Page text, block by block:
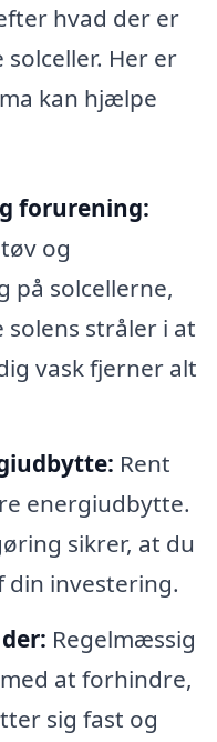
hvad der er
Her er
kan hjælpe
forurening:
og
på solcellerne,
stråler i at
vask fjerner alt
Rent
energiudbytte.
sikrer, at du
din investering.
Regelmæssig
at forhindre,
sig fast og